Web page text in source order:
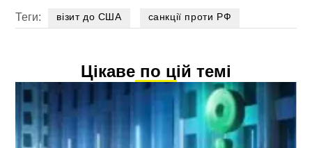
Теги: візит до США санкції проти РФ
Цікаве по цій темі